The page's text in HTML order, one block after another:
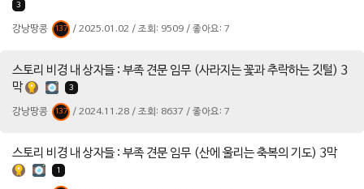
3
강낭땅콩 137 / 2025.01.02 / 조회: 9509 / 좋아요: 7
스토리 비경 내 상자들 : 부족 견문 임무 (사라지는 꽃과 추락하는 깃털) 3
막
3
강낭땅콩 137 / 2024.11.28 / 조회: 8637 / 좋아요: 7
스토리 비경 내 상자들 : 부족 견문 임무 (산에 울리는 축복의 기도) 3막
1